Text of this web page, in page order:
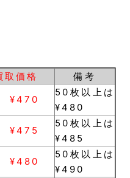
取価格
備考
¥470
50枚以上は
¥480
¥475
50枚以上は
¥485
¥480
50枚以上は
¥490